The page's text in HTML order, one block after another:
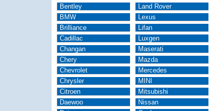
Bentley
BMW
Brilliance
Cadillac
Changan
Chery
Chevrolet
Chrysler
Citroen
Daewoo
Land Rover
Lexus
Lifan
Luxgen
Maserati
Mazda
Mercedes
MINI
Mitsubishi
Nissan